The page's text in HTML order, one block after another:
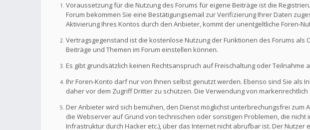
Voraussetzung für die Nutzung des Forums für eigene Beiträge ist die
Forum bekommen Sie eine Bestätigungsemail zur Verifizierung Ihrer Daten
Aktivierung Ihres Kontos durch den Anbieter, kommt der unentgeltliche Foren-
Vertragsgegenstand ist die kostenlose Nutzung der Funktionen des Forums
Beiträge und Themen im Forum einstellen können.
Es gibt grundsätzlich keinen Rechtsanspruch auf Freischaltung oder Teilnahme
Ihr Foren-Konto darf nur von Ihnen selbst genutzt werden. Ebenso sind Sie
daher vor dem Zugriff Dritter zu schützen. Die Verwendung von
Der Anbieter wird sich bemühen, den Dienst möglichst unterbrechungsfrei
die Webserver auf Grund von technischen oder sonstigen Problemen, die
Infrastruktur durch Hacker etc.), über das Internet nicht abrufbar ist. Der